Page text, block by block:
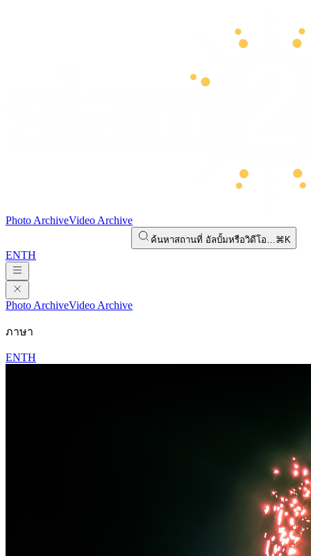
Photo ArchiveVideo Archive
ค้นหาสถานที่ อัลบั้มหรือวิดีโอ…⌘K
ENTH
Photo ArchiveVideo Archive
ภาษา
ENTH